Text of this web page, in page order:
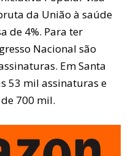
da União à saúde
de 4%. Para ter
Nacional são
Em Santa
53 mil assinaturas e
700 mil.